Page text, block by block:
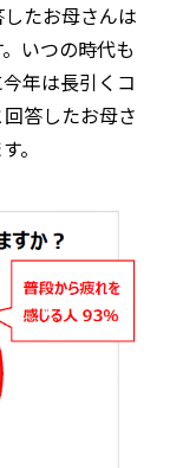
たお母さんは
いつの時代も
年は長引くコ
答したお母さ
。